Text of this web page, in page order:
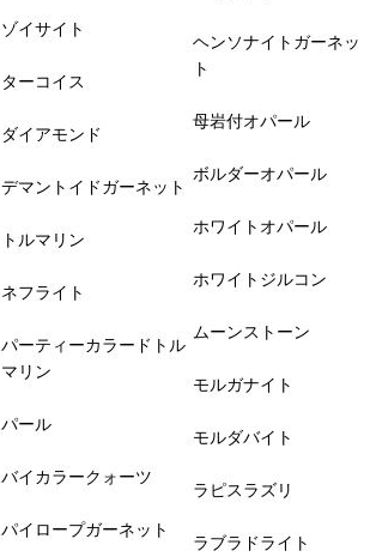
ゾイサイト
ターコイス
ダイアモンド
デマントイドガーネット
トルマリン
ネフライト
パーティーカラードトル
マリン
パール
バイカラークォーツ
パイロープガーネット
ヘンソナイトガーネッ
ト
母岩付オパール
ボルダーオパール
ホワイトオパール
ホワイトジルコン
ムーンストーン
モルガナイト
モルダバイト
ラピスラズリ
ラブラドライト